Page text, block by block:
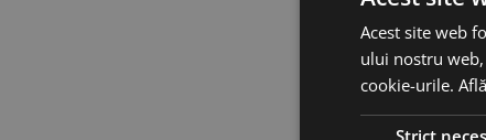
Acest site web
ului nostru
cookie-urile.
Strict